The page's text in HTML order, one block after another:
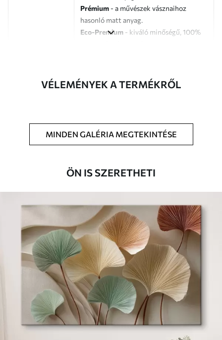
Prémium - a művészek vásznaihoz
hasonló matt anyag.
Eco-Premium - kiváló minőségű, 100%
Cikkszám s47085
Elérhető anyagok
✓Fakulásálló
Biztonságos, szagtalan tinta
✗Vászonhatású felület
✗Környezetbarát anyag
Prémium
Ft
Élénk, gazdag színek
Fakulásálló
✓Biztonságos, szagtalan tinta
VÉLEMÉNYEK A TERMÉKRŐL
MINDEN GALÉRIA MEGTEKINTÉSE
ÖN IS SZERETHETI